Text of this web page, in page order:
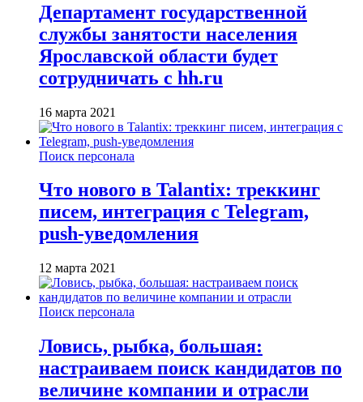
Департамент государственной
службы занятости населения
Ярославской области будет
сотрудничать с hh.ru
16 марта 2021
Поиск персонала
Что нового в Talantix: треккинг
писем, интеграция с Telegram,
push-уведомления
12 марта 2021
Поиск персонала
Ловись, рыбка, большая:
настраиваем поиск кандидатов по
величине компании и отрасли